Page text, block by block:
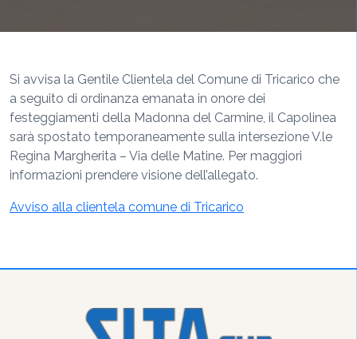
Si avvisa la Gentile Clientela del Comune di Tricarico che
a seguito di ordinanza emanata in onore dei
festeggiamenti della Madonna del Carmine, il Capolinea
sarà spostato temporaneamente sulla intersezione V.le
Regina Margherita – Via delle Matine. Per maggiori
informazioni prendere visione dell’allegato.
Avviso alla clientela comune di Tricarico